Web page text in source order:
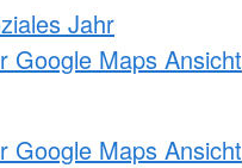
Jahr
Google Maps Ansicht
Google Maps Ansicht